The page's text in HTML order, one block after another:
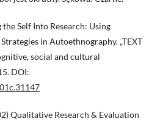
Self Into Research: Using
in Autoethnography. „TEXT
social and cultural
DOI:
Qualitative Research & Evaluation